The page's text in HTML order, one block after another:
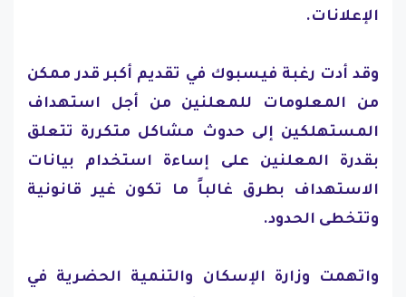
الإعلانات.
وقد أدت رغبة فيسبوك في تقديم أكبر قدر ممكن
من المعلومات للمعلنين من أجل استهداف
المستهلكين إلى حدوث مشاكل متكررة تتعلق
بقدرة المعلنين على إساءة استخدام بيانات
الاستهداف بطرق غالباً ما تكون غير قانونية
وتتخطى الحدود.
واتهمت وزارة الإسكان والتنمية الحضرية في